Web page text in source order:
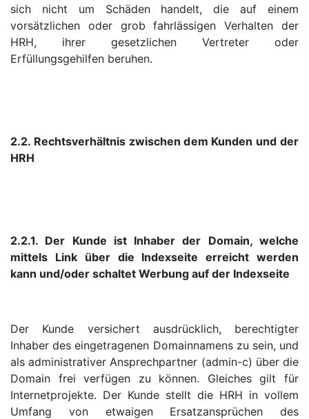
sich nicht um Schäden handelt, die auf einem
vorsätzlichen oder grob fahrlässigen Verhalten der
HRH, ihrer gesetzlichen Vertreter oder
Erfüllungsgehilfen beruhen.
2.2. Rechtsverhältnis zwischen dem Kunden und der
HRH
2.2.1. Der Kunde ist Inhaber der Domain, welche
mittels Link über die Indexseite erreicht werden
kann und/oder schaltet Werbung auf der Indexseite
Der Kunde versichert ausdrücklich, berechtigter
Inhaber des eingetragenen Domainnamens zu sein, und
als administrativer Ansprechpartner (admin-c) über die
Domain frei verfügen zu können. Gleiches gilt für
Internetprojekte. Der Kunde stellt die HRH in vollem
Umfang von etwaigen Ersatzansprüchen des